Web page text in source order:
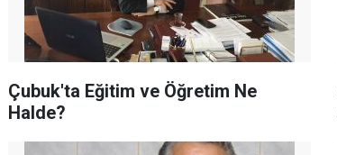
Çubuk'ta Eğitim ve Öğretim Ne
Halde?